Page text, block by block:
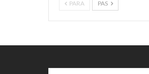
PARA PAS